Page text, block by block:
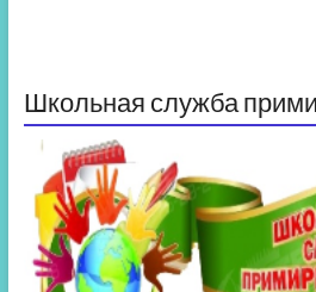
Школьная служба